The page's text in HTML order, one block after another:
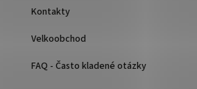
Kontakty
Velkoobchod
FAQ - Často kladené otázky